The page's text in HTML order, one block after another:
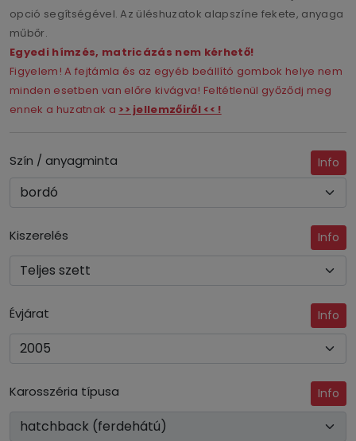
opció segítségével. Az üléshuzatok alapszíne fekete, anyaga
műbőr.
Egyedi hímzés, matricázás nem kérhető!
Figyelem! A fejtámla és az egyéb beállító gombok helye nem
minden esetben van előre kivágva! Feltétlenül győződj meg
ennek a huzatnak a >> jellemzőiről << !
Szín / anyagminta Info
Kiszerelés Info
Évjárat Info
Karosszéria típusa Info